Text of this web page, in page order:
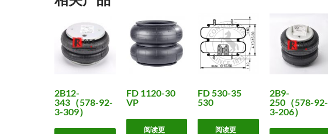
2B12-
343（578-92-
3-309）
FD 1120-30
VP
阅读更
FD 530-35
530
阅读更
2B9-
250（578-92-
3-206）